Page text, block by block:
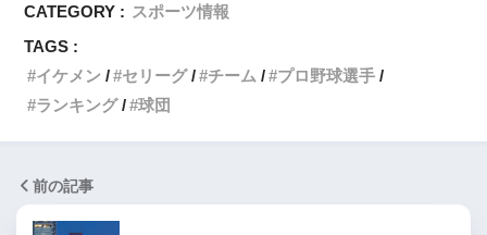
CATEGORY : スポーツ情報
TAGS :
イケメン
セリーグ チーム
プロ野球選手
ランキング
球団
前の記事